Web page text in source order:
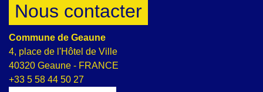
Nous contacter
Commune de Geaune
4, place de l'Hôtel de Ville
40320 Geaune - FRANCE
+33 5 58 44 50 27